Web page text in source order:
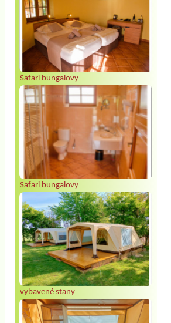
Safari bungalovy
Safari bungalovy
vybavené stany